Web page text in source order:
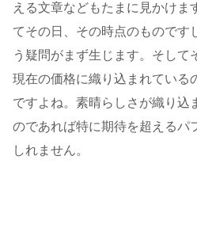
える文章などもたまに見かけま
てその日、その時点のものです
う疑問がまず生じます。そして
現在の価格に織り込まれている
ですよね。素晴らしさが織り込
のであれば特に期待を超えるパ
しれません。